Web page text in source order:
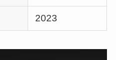
2023